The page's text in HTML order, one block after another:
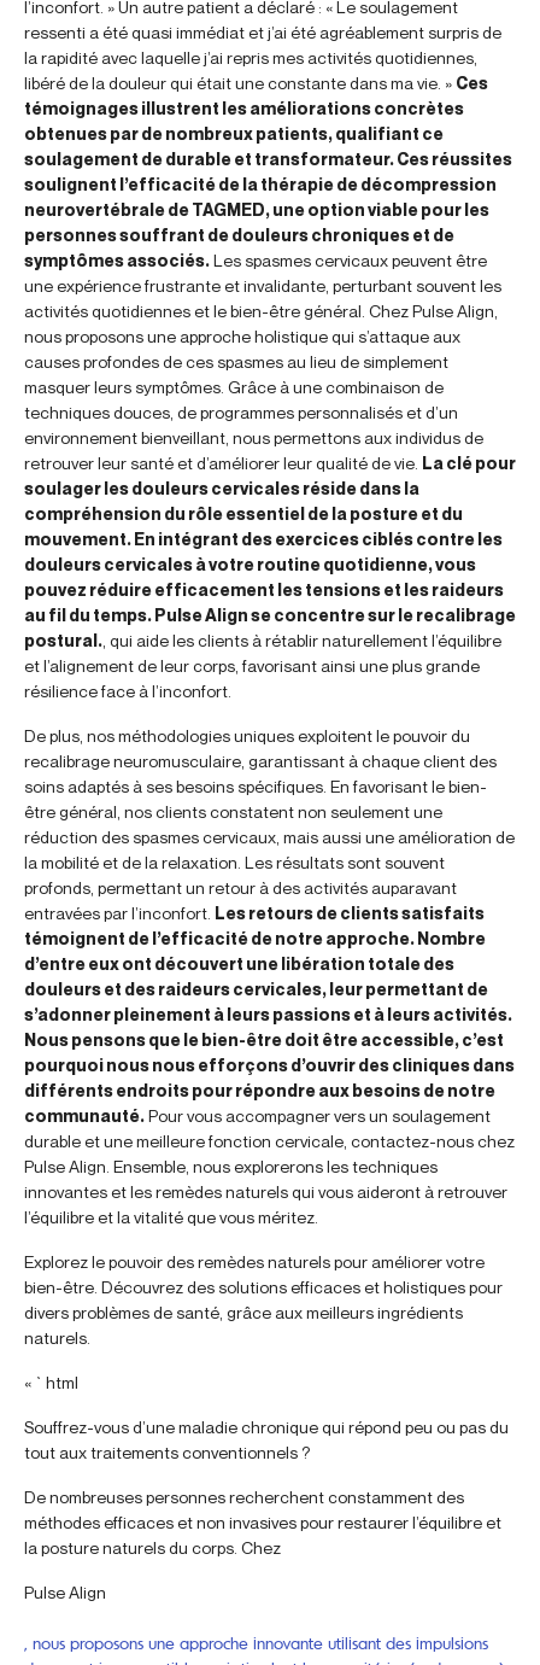
l’inconfort. » Un autre patient a déclaré : « Le soulagement
ressenti a été quasi immédiat et j’ai été agréablement surpris de
la rapidité avec laquelle j’ai repris mes activités quotidiennes,
libéré de la douleur qui était une constante dans ma vie. » Ces
témoignages illustrent les améliorations concrètes
obtenues par de nombreux patients, qualifiant ce
soulagement de durable et transformateur. Ces réussites
soulignent l’efficacité de la thérapie de décompression
neurovertébrale de TAGMED, une option viable pour les
personnes souffrant de douleurs chroniques et de
symptômes associés.Les spasmes cervicaux peuvent être
une expérience frustrante et invalidante, perturbant souvent les
activités quotidiennes et le bien-être général. Chez Pulse Align,
nous proposons une approche holistique qui s’attaque aux
causes profondes de ces spasmes au lieu de simplement
masquer leurs symptômes. Grâce à une combinaison de
techniques douces, de programmes personnalisés et d’un
environnement bienveillant, nous permettons aux individus de
retrouver leur santé et d’améliorer leur qualité de vie. La clé pour
soulager les douleurs cervicales réside dans la
compréhension du rôle essentiel de la posture et du
mouvement. En intégrant des exercices ciblés contre les
douleurs cervicales à votre routine quotidienne, vous
pouvez réduire efficacement les tensions et les raideurs
au fil du temps. Pulse Align se concentre sur le recalibrage
postural. , qui aide les clients à rétablir naturellement l’équilibre
et l’alignement de leur corps, favorisant ainsi une plus grande
résilience face à l’inconfort.
De plus, nos méthodologies uniques exploitent le pouvoir du
recalibrage neuromusculaire, garantissant à chaque client des
soins adaptés à ses besoins spécifiques. En favorisant le bien-
être général, nos clients constatent non seulement une
réduction des spasmes cervicaux, mais aussi une amélioration de
la mobilité et de la relaxation. Les résultats sont souvent
profonds, permettant un retour à des activités auparavant
entravées par l’inconfort. Les retours de clients satisfaits
témoignent de l’efficacité de notre approche. Nombre
d’entre eux ont découvert une libération totale des
douleurs et des raideurs cervicales, leur permettant de
s’adonner pleinement à leurs passions et à leurs activités.
Nous pensons que le bien-être doit être accessible, c’est
pourquoi nous nous efforçons d’ouvrir des cliniques dans
différents endroits pour répondre aux besoins de notre
communauté.Pour vous accompagner vers un soulagement
durable et une meilleure fonction cervicale, contactez-nous chez
Pulse Align. Ensemble, nous explorerons les techniques
innovantes et les remèdes naturels qui vous aideront à retrouver
l’équilibre et la vitalité que vous méritez.
Explorez le pouvoir des remèdes naturels pour améliorer votre
bien-être. Découvrez des solutions efficaces et holistiques pour
divers problèmes de santé, grâce aux meilleurs ingrédients
naturels.
« `html
Souffrez-vous d’une maladie chronique qui répond peu ou pas du
tout aux traitements conventionnels ?
De nombreuses personnes recherchent constamment des
méthodes efficaces et non invasives pour restaurer l’équilibre et
la posture naturels du corps. Chez
Pulse Align
, nous proposons une approche innovante utilisant des impulsions